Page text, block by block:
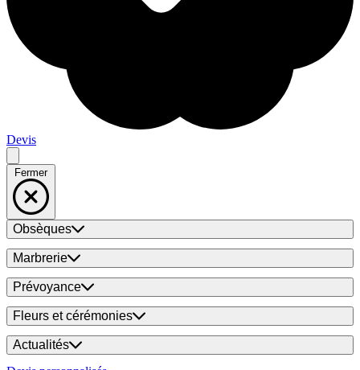
Devis
Fermer
Obsèques
Marbrerie
Prévoyance
Fleurs et cérémonies
Actualités